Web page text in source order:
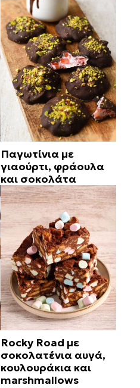
Παγωτίνια με
γιαούρτι, φράουλα
και σοκολάτα
Rocky Road με
σοκολατένια αυγά,
κουλουράκια και
marshmallows